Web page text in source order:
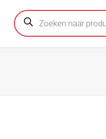
Producten
zoeken